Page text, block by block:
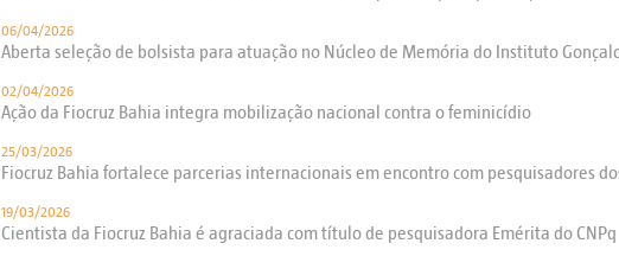
06/04/2026
Aberta seleção de bolsista para atuação no Núcleo de Memória do Instituto
02/04/2026
Ação da Fiocruz Bahia integra mobilização nacional contra o feminicídio
25/03/2026
Fiocruz Bahia fortalece parcerias internacionais em encontro com pesquisadores
19/03/2026
Cientista da Fiocruz Bahia é agraciada com título de pesquisadora Emérita do CNPq